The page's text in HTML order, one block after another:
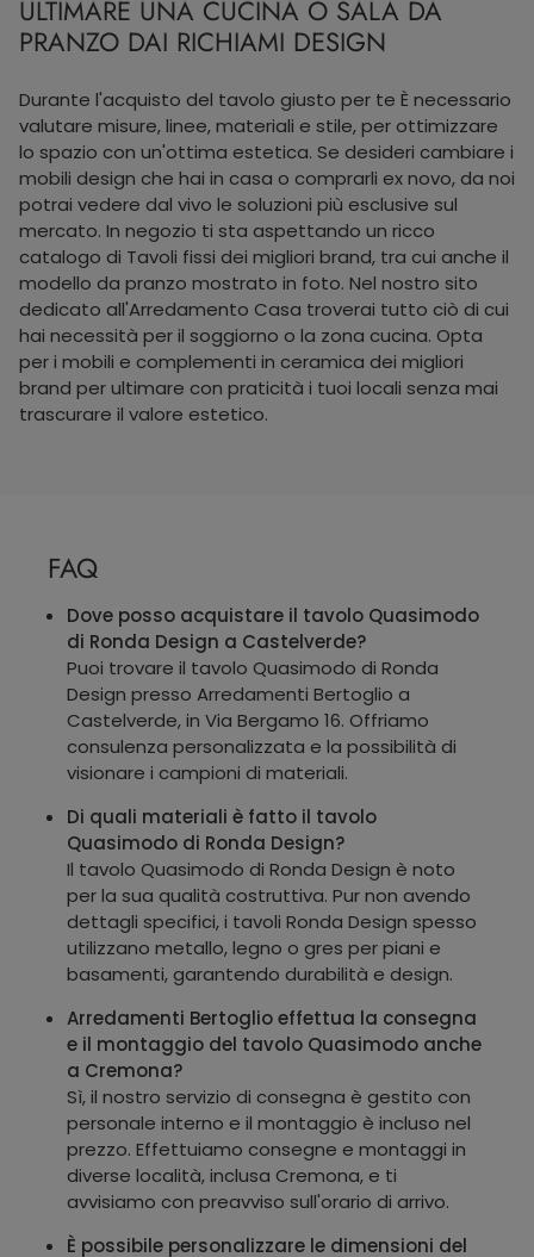
ULTIMARE UNA CUCINA O SALA DA
PRANZO DAI RICHIAMI DESIGN
Durante l'acquisto del tavolo giusto per te È necessario
valutare misure, linee, materiali e stile, per ottimizzare
lo spazio con un'ottima estetica. Se desideri cambiare i
mobili design che hai in casa o comprarli ex novo, da noi
potrai vedere dal vivo le soluzioni più esclusive sul
mercato. In negozio ti sta aspettando un ricco
catalogo di Tavoli fissi dei migliori brand, tra cui anche il
modello da pranzo mostrato in foto. Nel nostro sito
dedicato all'Arredamento Casa troverai tutto ciò di cui
hai necessità per il soggiorno o la zona cucina. Opta
per i mobili e complementi in ceramica dei migliori
brand per ultimare con praticità i tuoi locali senza mai
trascurare il valore estetico.
FAQ
Dove posso acquistare il tavolo Quasimodo
di Ronda Design a Castelverde?
Puoi trovare il tavolo Quasimodo di Ronda
Design presso Arredamenti Bertoglio a
Castelverde, in Via Bergamo 16. Offriamo
consulenza personalizzata e la possibilità di
visionare i campioni di materiali.
Di quali materiali è fatto il tavolo
Quasimodo di Ronda Design?
Il tavolo Quasimodo di Ronda Design è noto
per la sua qualità costruttiva. Pur non avendo
dettagli specifici, i tavoli Ronda Design spesso
utilizzano metallo, legno o gres per piani e
basamenti, garantendo durabilità e design.
Arredamenti Bertoglio effettua la consegna
e il montaggio del tavolo Quasimodo anche
a Cremona?
Sì, il nostro servizio di consegna è gestito con
personale interno e il montaggio è incluso nel
prezzo. Effettuiamo consegne e montaggi in
diverse località, inclusa Cremona, e ti
avvisiamo con preavviso sull'orario di arrivo.
È possibile personalizzare le dimensioni del